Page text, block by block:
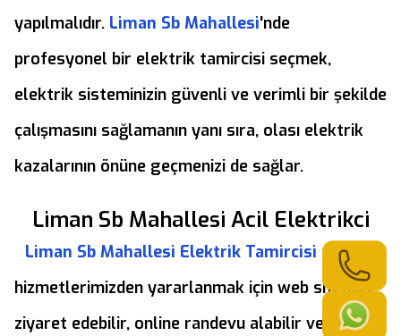
yapılmalıdır. Liman Sb Mahallesi'nde
profesyonel bir elektrik tamircisi seçmek,
elektrik sisteminizin güvenli ve verimli bir şekilde
çalışmasını sağlamanın yanı sıra, olası elektrik
kazalarının önüne geçmenizi de sağlar.
Liman Sb Mahallesi Acil Elektrikci
Liman Sb Mahallesi Elektrik Tamircisi
hizmetlerimizden yararlanmak için web sitemizi
ziyaret edebilir, online randevu alabilir veya